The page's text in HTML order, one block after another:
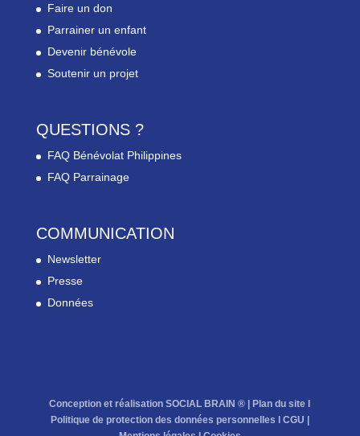
Faire un don
Parrainer un enfant
Devenir bénévole
Soutenir un projet
QUESTIONS ?
FAQ Bénévolat Philippines
FAQ Parrainage
COMMUNICATION
Newsletter
Presse
Données
Conception et réalisation SOCIAL BRAIN ® | Plan du site
Politique de protection des données personnelles
CGU